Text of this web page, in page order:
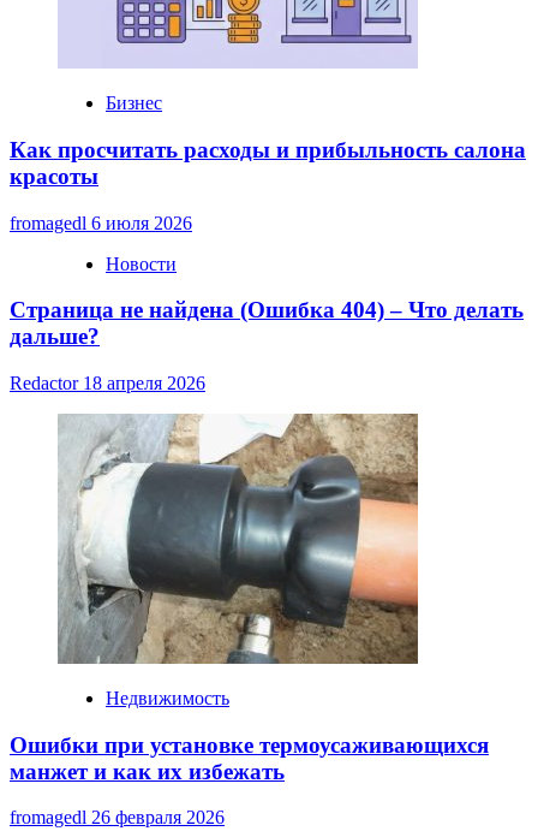
Бизнес
Как просчитать расходы и прибыльность салона
красоты
fromagedl 6 июля 2026
Новости
Страница не найдена (Ошибка 404) – Что делать
дальше?
Redactor 18 апреля 2026
Недвижимость
Ошибки при установке термоусаживающихся
манжет и как их избежать
fromagedl 26 февраля 2026